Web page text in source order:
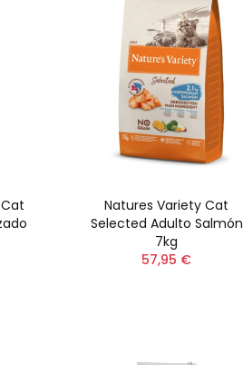
Natures Variety Cat
Selected Adulto Salmón
7kg
57,95 €